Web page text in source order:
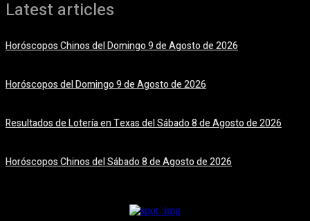
Latest articles
Horóscopos Chinos del Domingo 9 de Agosto de 2026
Horóscopos del Domingo 9 de Agosto de 2026
Resultados de Lotería en Texas del Sábado 8 de Agosto de 2026
Horóscopos Chinos del Sábado 8 de Agosto de 2026